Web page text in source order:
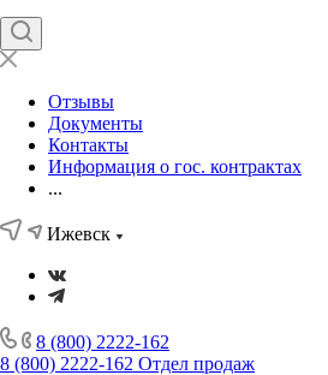
Отзывы
Документы
Контакты
Информация о гос. контрактах
...
Ижевск
8 (800) 2222-162
8 (800) 2222-162 Отдел продаж